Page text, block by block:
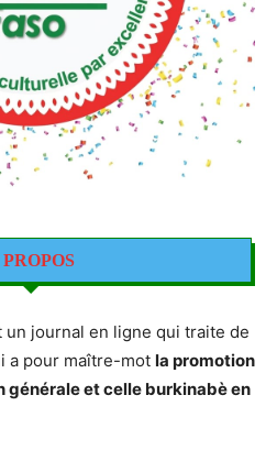
PROPOS
un journal en ligne qui traite de
a pour maître-mot la promotion
générale et celle burkinabè en